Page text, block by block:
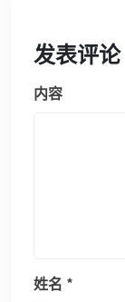
发表评论
内容
姓名 *